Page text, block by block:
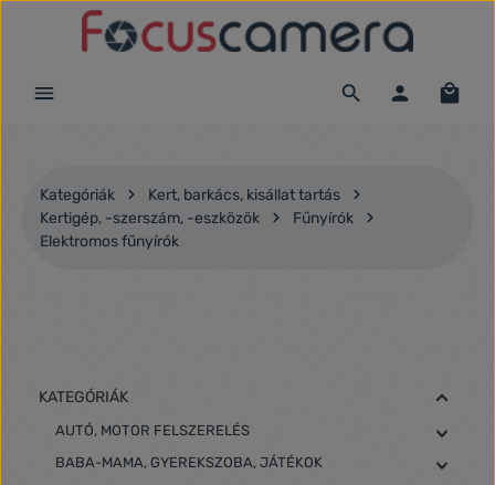
Ugrás a fő tartalomra
Kategóriák
Kert, barkács, kisállat tartás
Kertigép, -szerszám, -eszközök
Fűnyírók
Elektromos fűnyírók
KATEGÓRIÁK
AUTÓ, MOTOR FELSZERELÉS
BABA-MAMA, GYEREKSZOBA, JÁTÉKOK